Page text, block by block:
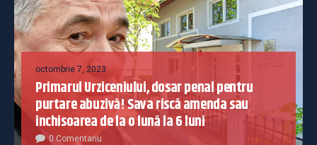
octombrie 7, 2023
Primarul Urziceniului, dosar penal pentru
purtare abuzivă! Sava riscă amenda sau
închisoarea de la o lună la 6 luni
0 Comentariu